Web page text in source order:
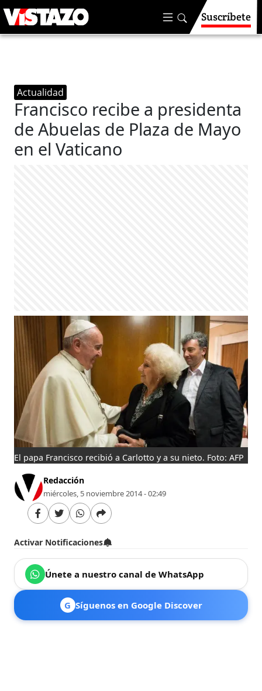
Suscríbete
Actualidad
Francisco recibe a presidenta
de Abuelas de Plaza de Mayo
en el Vaticano
El papa Francisco recibió a Carlotto y a su nieto. Foto: AFP
Redacción
miércoles, 5 noviembre 2014 - 02:49
Activar Notificaciones
Únete a nuestro canal de WhatsApp
G Síguenos en Google Discover